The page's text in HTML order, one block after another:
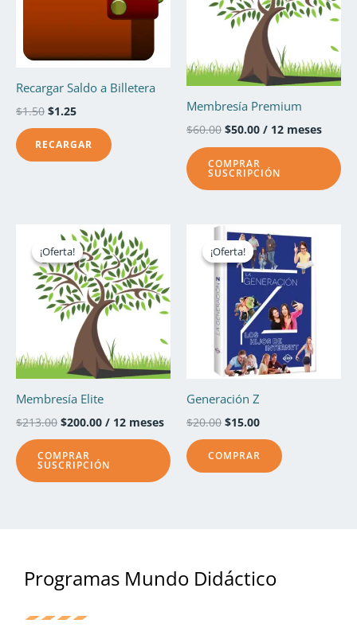
Recargar Saldo a Billetera
$1.50 $1.25
COMPRAR
Membresía Premium
$60.00 $50.00 / 12 meses
COMPRAR
SUSCRIPCIÓN
¡Oferta!
¡Oferta!
Membresía Elite
$213.00
precio
original
era:
$213.00.
$200.00
El
precio
actual
es:
$200.00.
/ 12 meses
COMPRAR
SUSCRIPCIÓN
¡Oferta!
¡Oferta!
Generación Z
$20.00
El
precio
original
era:
$20.00.
$15.00
El
precio
actual
es:
$15.00.
COMPRAR
Programas Mundo Didáctico